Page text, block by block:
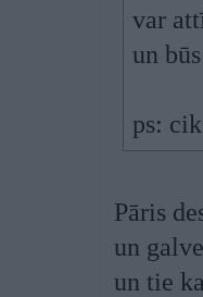
var
un
ps:
Pāris
un
un tie